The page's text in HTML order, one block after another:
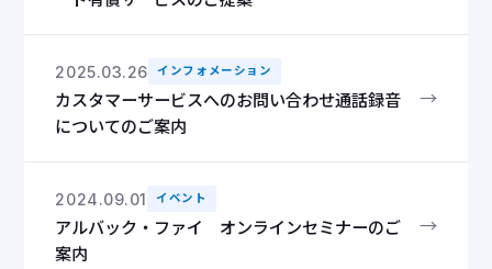
2025.03.26 インフォメーション
カスタマーサービスへのお問い合わせ通話録音
についてのご案内
→
2024.09.01 イベント
アルバック・ファイ オンラインセミナーのご
案内
→